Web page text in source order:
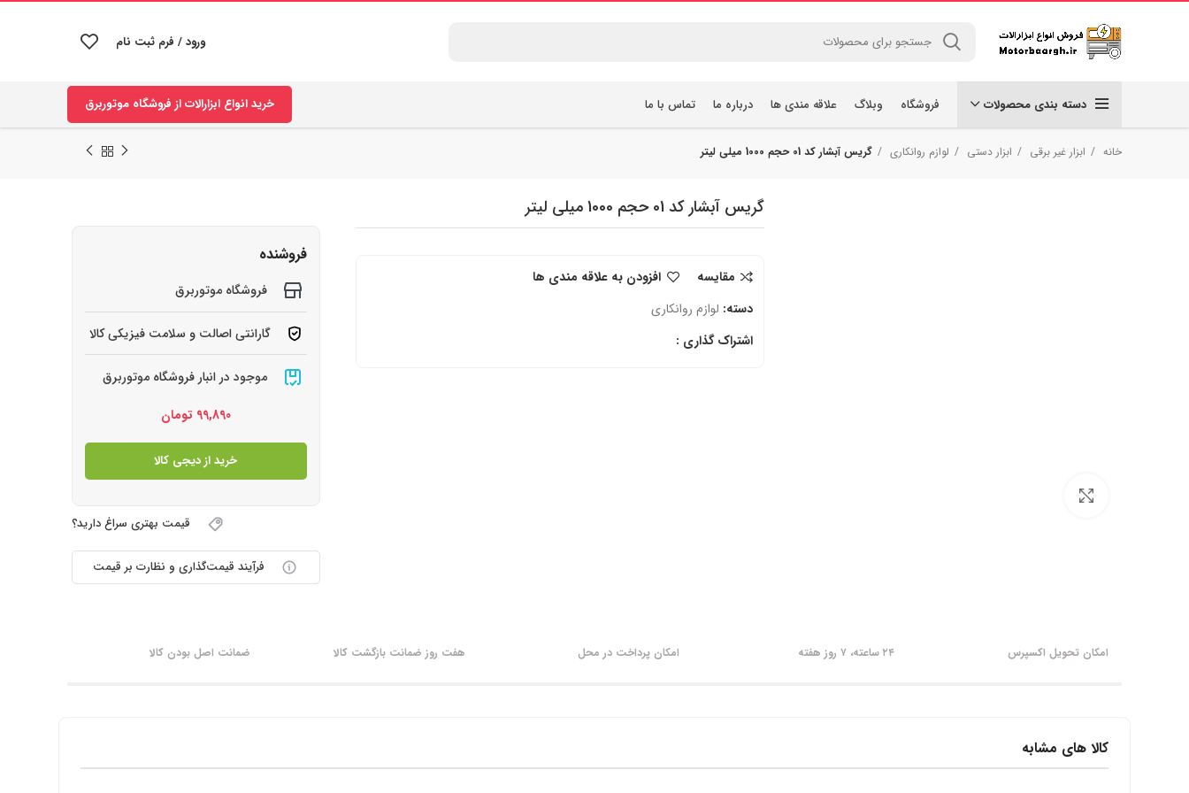
ورود / فرم ثبت نام
دسته بندی محصولات فروشگاه وبلاگ علاقه مندی ها درباره ما تماس با ما خرید انواع ابزارالات از فروشگاه موتوربرق
خانه ابزار غیر برقی ابزار دستی لوازم روانکاری گریس آبشار کد 01 حجم 1000 میلی لیتر
گریس آبشار کد 01 حجم 1000 میلی لیتر
مقایسه
افزودن به علاقه مندی ها
دسته: لوازم روانکاری
اشتراک گذاری :
فروشنده
فروشگاه موتوربرق
گارانتی اصالت و سلامت فیزیکی کالا
موجود در انبار فروشگاه موتوربرق
99,890 تومان
خرید از دیجی کالا
قیمت بهتری سراغ دارید؟
فرآیند قیمت‌گذاری و نظارت بر قیمت
امکان تحویل اکسپرس ۲۴ ساعته، ۷ روز هفته امکان پرداخت در محل هفت روز ضمانت بازگشت کالا ضمانت اصل بودن کالا
کالا های مشابه